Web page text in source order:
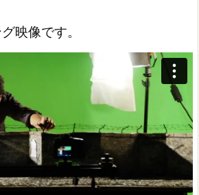
映像です。